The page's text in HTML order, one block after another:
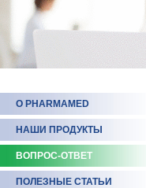
О PHARMAMED
НАШИ ПРОДУКТЫ
ВОПРОС-ОТВЕТ
ПОЛЕЗНЫЕ СТАТЬИ